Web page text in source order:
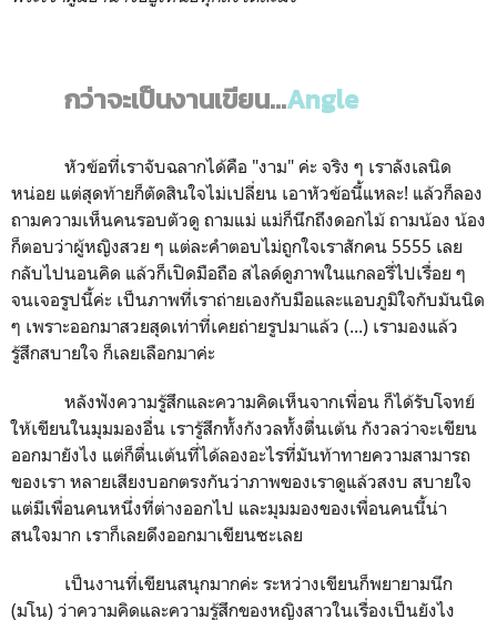
กว่าจะเป็นงานเขียน...Angle
หัวข้อที่เราจับฉลากได้คือ "งาม" ค่ะ จริง ๆ เราลังเลนิด
หน่อย แต่สุดท้ายก็ตัดสินใจไม่เปลี่ยน เอาหัวข้อนี้แหละ! แล้วก็ลอง
ถามความเห็นคนรอบตัวดู ถามแม่ แม่ก็นึกถึงดอกไม้ ถามน้อง น้อง
ก็ตอบว่าผู้หญิงสวย ๆ แต่ละคำตอบไม่ถูกใจเราสักคน 5555 เลย
กลับไปนอนคิด แล้วก็เปิดมือถือ สไลด์ดูภาพในแกลอรี่ไปเรื่อย ๆ
จนเจอรูปนี้ค่ะ เป็นภาพที่เราถ่ายเองกับมือและแอบภูมิใจกับมันนิด
ๆ เพราะออกมาสวยสุดเท่าที่เคยถ่ายรูปมาแล้ว (...) เรามองแล้ว
รู้สึกสบายใจ ก็เลยเลือกมาค่ะ
หลังฟังความรู้สึกและความคิดเห็นจากเพื่อน ก็ได้รับโจทย์
ให้เขียนในมุมมองอื่น เรารู้สึกทั้งกังวลทั้งตื่นเต้น กังวลว่าจะเขียน
ออกมายังไง แต่ก็ตื่นเต้นที่ได้ลองอะไรที่มันท้าทายความสามารถ
ของเรา หลายเสียงบอกตรงกันว่าภาพของเราดูแล้วสงบ สบายใจ
แต่มีเพื่อนคนหนึ่งที่ต่างออกไป และมุมมองของเพื่อนคนนี้น่า
สนใจมาก เราก็เลยดึงออกมาเขียนซะเลย
เป็นงานที่เขียนสนุกมากค่ะ ระหว่างเขียนก็พยายามนึก
(มโน) ว่าความคิดและความรู้สึกของหญิงสาวในเรื่องเป็นยังไง